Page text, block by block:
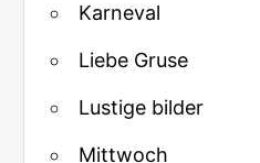
Karneval
Liebe Gruse
Lustige bilder
Mittwoch